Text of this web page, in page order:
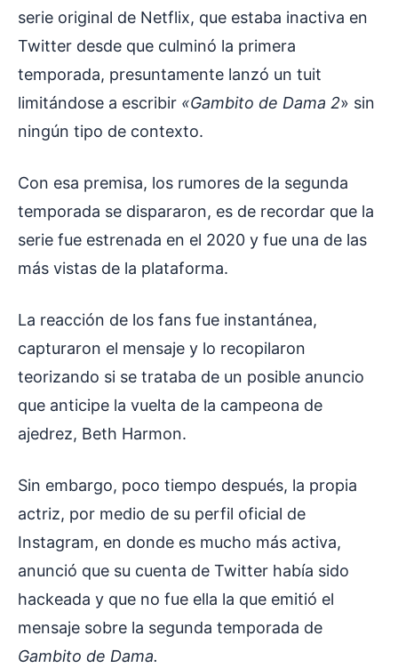
serie original de Netflix, que estaba inactiva en
Twitter desde que culminó la primera
temporada, presuntamente lanzó un tuit
limitándose a escribir «Gambito de Dama 2» sin
ningún tipo de contexto.
Con esa premisa, los rumores de la segunda
temporada se dispararon, es de recordar que la
serie fue estrenada en el 2020 y fue una de las
más vistas de la plataforma.
La reacción de los fans fue instantánea,
capturaron el mensaje y lo recopilaron
teorizando si se trataba de un posible anuncio
que anticipe la vuelta de la campeona de
ajedrez, Beth Harmon.
Sin embargo, poco tiempo después, la propia
actriz, por medio de su perfil oficial de
Instagram, en donde es mucho más activa,
anunció que su cuenta de Twitter había sido
hackeada y que no fue ella la que emitió el
mensaje sobre la segunda temporada de
Gambito de Dama.